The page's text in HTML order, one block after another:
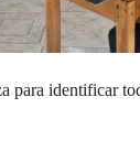
para identificar